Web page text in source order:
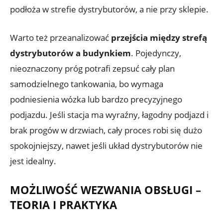
podłoża w strefie dystrybutorów, a nie przy sklepie.
Warto też przeanalizować przejścia między strefą
dystrybutorów a budynkiem. Pojedynczy,
nieoznaczony próg potrafi zepsuć cały plan
samodzielnego tankowania, bo wymaga
podniesienia wózka lub bardzo precyzyjnego
podjazdu. Jeśli stacja ma wyraźny, łagodny podjazd i
brak progów w drzwiach, cały proces robi się dużo
spokojniejszy, nawet jeśli układ dystrybutorów nie
jest idealny.
MOŻLIWOŚĆ WEZWANIA OBSŁUGI –
TEORIA I PRAKTYKA